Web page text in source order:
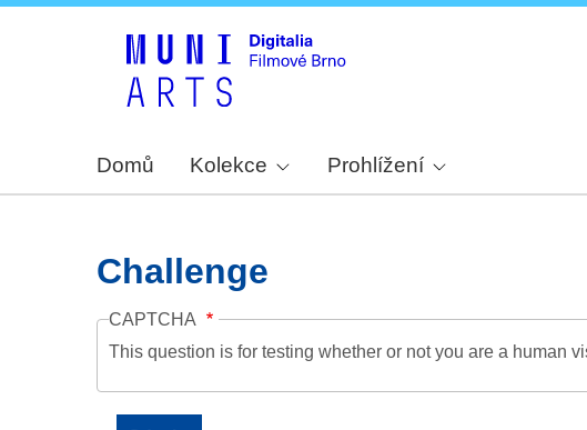
Domů Kolekce Prohlížení
Challenge
CAPTCHA
This question is for testing whether or not you are a human